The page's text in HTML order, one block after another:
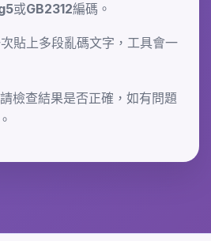
或GB2312編碼。
貼上多段亂碼文字，工具會一
檢查結果是否正確，如有問題